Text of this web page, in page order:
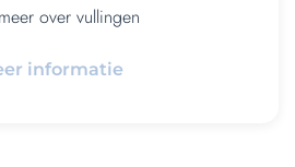
over vullingen
informatie